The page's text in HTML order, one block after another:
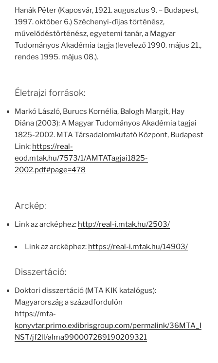
Hanák Péter (Kaposvár, 1921. augusztus 9. – Budapest,
1997. október 6.) Széchenyi-díjas történész,
művelődéstörténész, egyetemi tanár, a Magyar
Tudományos Akadémia tagja (levelező 1990. május 21.,
rendes 1995. május 08.).
Életrajzi források:
Markó László, Burucs Kornélia, Balogh Margit, Hay
Diána (2003): A Magyar Tudományos Akadémia tagjai
1825-2002. MTA Társadalomkutató Központ, Budapest
Link: https://real-
eod.mtak.hu/7573/1/AMTATagjai1825-
2002.pdf#page=478
Arckép:
Link az arcképhez: http://real-i.mtak.hu/2503/
Link az arcképhez: https://real-i.mtak.hu/14903/
Disszertáció:
Doktori disszertáció (MTA KIK katalógus):
Magyarország a századfordulón
https://mta-
konyvtar.primo.exlibrisgroup.com/permalink/36MTA_I
NST/jf2ll/alma990007289190209321